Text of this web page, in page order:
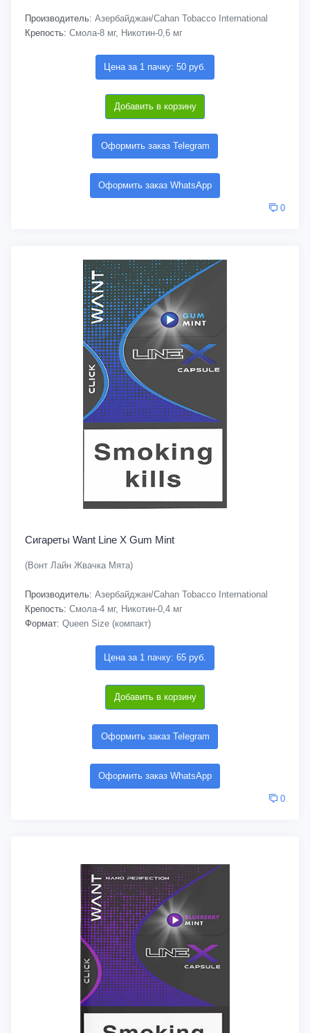
Производитель: Азербайджан/Cahan Tobacco International
Крепость: Смола-8 мг, Никотин-0,6 мг
Цена за 1 пачку: 50 руб.
Добавить в корзину
Оформить заказ Telegram
Оформить заказ WhatsApp
0
Сигареты Want Line X Gum Mint
(Вонт Лайн Жвачка Мята)
Производитель: Азербайджан/Cahan Tobacco International
Крепость: Смола-4 мг, Никотин-0,4 мг
Формат: Queen Size (компакт)
Цена за 1 пачку: 65 руб.
Добавить в корзину
Оформить заказ Telegram
Оформить заказ WhatsApp
0